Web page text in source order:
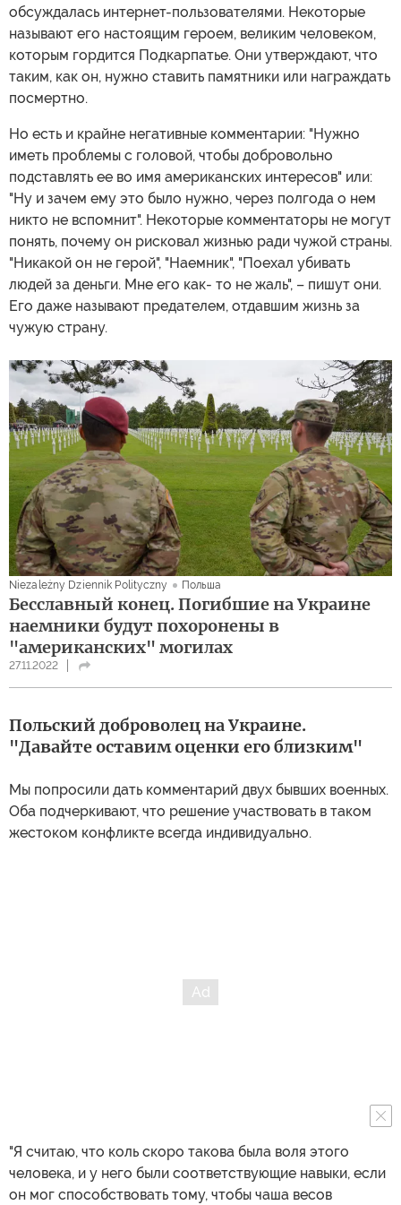
обсуждалась интернет-пользователями. Некоторые
называют его настоящим героем, великим человеком,
которым гордится Подкарпатье. Они утверждают, что
таким, как он, нужно ставить памятники или награждать
посмертно.
Но есть и крайне негативные комментарии: "Нужно
иметь проблемы с головой, чтобы добровольно
подставлять ее во имя американских интересов" или:
"Ну и зачем ему это было нужно, через полгода о нем
никто не вспомнит". Некоторые комментаторы не могут
понять, почему он рисковал жизнью ради чужой страны.
"Никакой он не герой", "Наемник", "Поехал убивать
людей за деньги. Мне его как- то не жаль", – пишут они.
Его даже называют предателем, отдавшим жизнь за
чужую страну.
Niezależny Dziennik Polityczny Польша
Бесславный конец. Погибшие на Украине
наемники будут похоронены в
"американских" могилах
27.11.2022
Польский доброволец на Украине.
"Давайте оставим оценки его близким"
Мы попросили дать комментарий двух бывших военных.
Оба подчеркивают, что решение участвовать в таком
жестоком конфликте всегда индивидуально.
"Я считаю, что коль скоро такова была воля этого
человека, и у него были соответствующие навыки, если
он мог способствовать тому, чтобы чаша весов